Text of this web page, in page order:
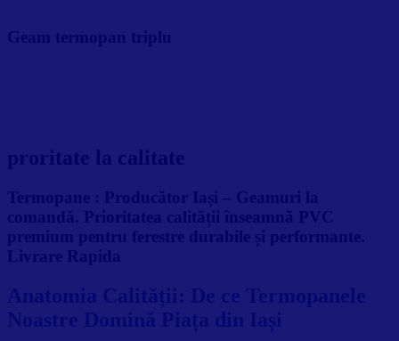
Geam termopan triplu
proritate la calitate
Termopane : Producător Iași – Geamuri la
comandă. Prioritatea calității înseamnă PVC
premium pentru ferestre durabile și performante.
Livrare Rapida